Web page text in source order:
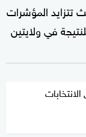
تتزايد المؤشرات
في ولايتين